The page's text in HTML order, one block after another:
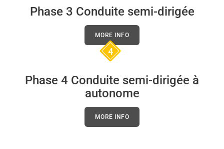
Phase 3 Conduite semi-dirigée
MORE INFO
4
Phase 4 Conduite semi-dirigée à
autonome
MORE INFO